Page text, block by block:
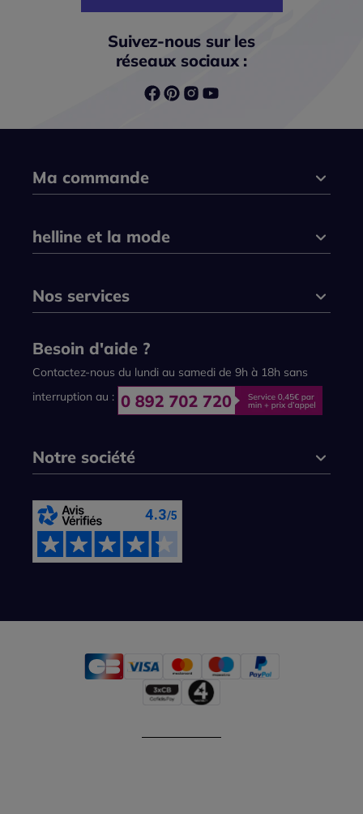
Suivez-nous sur les
réseaux sociaux :
Ma commande
helline et la mode
Nos services
Besoin d'aide ?
Contactez-nous du lundi au samedi de 9h à 18h sans
interruption au :
Notre société